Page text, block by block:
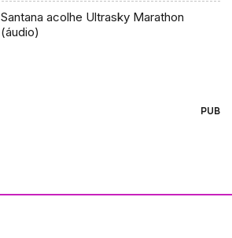
Santana acolhe Ultrasky Marathon
(áudio)
PUB